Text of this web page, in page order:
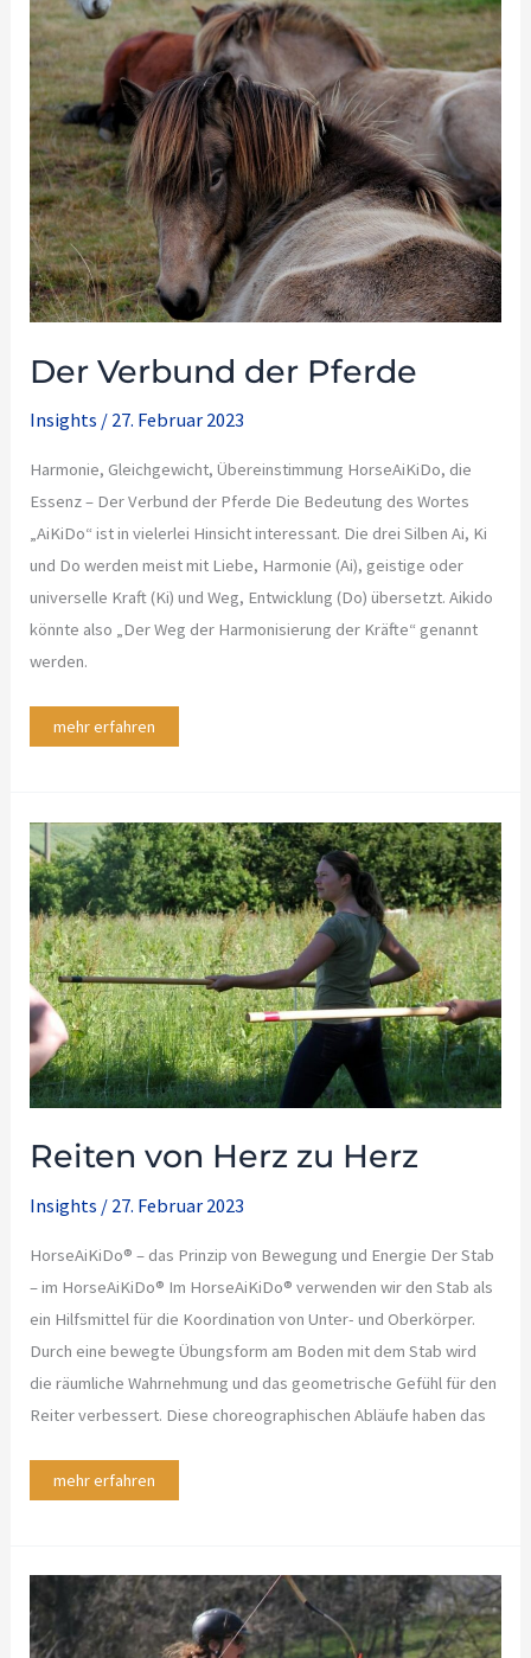
Der Verbund der Pferde
Insights / 27. Februar 2023
Harmonie, Gleichgewicht, Übereinstimmung HorseAiKiDo, die
Essenz – Der Verbund der Pferde Die Bedeutung des Wortes
„AiKiDo“ ist in vielerlei Hinsicht interessant. Die drei Silben Ai, Ki
und Do werden meist mit Liebe, Harmonie (Ai), geistige oder
universelle Kraft (Ki) und Weg, Entwicklung (Do) übersetzt. Aikido
könnte also „Der Weg der Harmonisierung der Kräfte“ genannt
werden.
Verbund
der
Pferde
mehr erfahren
Reiten von Herz zu Herz
Insights / 27. Februar 2023
HorseAiKiDo® – das Prinzip von Bewegung und Energie Der Stab
– im HorseAiKiDo® Im HorseAiKiDo® verwenden wir den Stab als
ein Hilfsmittel für die Koordination von Unter- und Oberkörper.
Durch eine bewegte Übungsform am Boden mit dem Stab wird
die räumliche Wahrnehmung und das geometrische Gefühl für den
Reiter verbessert. Diese choreographischen Abläufe haben das
Reiten
von
Herz
zu
Herz
mehr erfahren
Horse
AiKiDo
–
Die
Philosophie